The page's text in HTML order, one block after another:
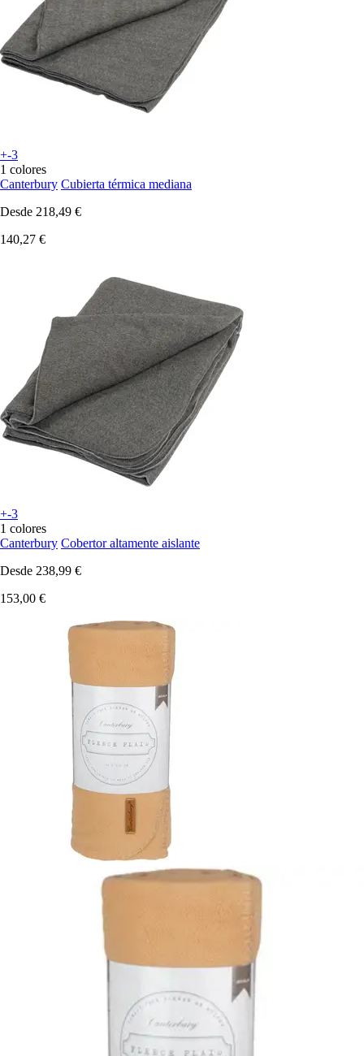
+-3
1 colores
Canterbury Cubierta térmica mediana
Desde 218,49 €
140,27 €
+-3
1 colores
Canterbury Cobertor altamente aislante
Desde 238,99 €
153,00 €